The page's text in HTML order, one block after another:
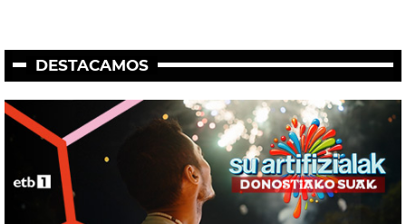
DESTACAMOS